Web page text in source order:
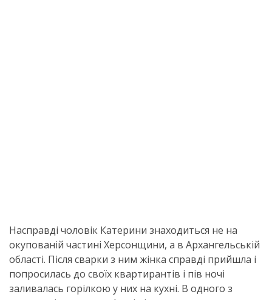
Насправді чоловік Катерини знаходиться не на
окупованій частині Херсонщини, а в Архангельській
області. Після сварки з ним жінка справді прийшла і
попросилась до своїх квартирантів і пів ночі
заливалась горілкою у них на кухні. В одного з